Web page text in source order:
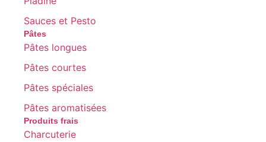
Sauces et Pesto
Pâtes
Pâtes longues
Pâtes courtes
Pâtes spéciales
Pâtes aromatisées
Produits frais
Charcuterie